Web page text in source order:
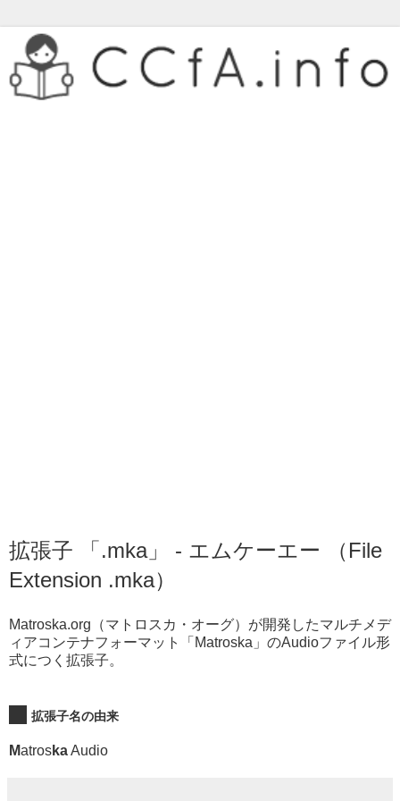
拡張子 「.mka」 - エムケーエー （File
Extension .mka）
Matroska.org（マトロスカ・オーグ）が開発したマルチメデ
ィアコンテナフォーマット「Matroska」のAudioファイル形
式につく拡張子。
拡張子名の由来
MatroskaAudio